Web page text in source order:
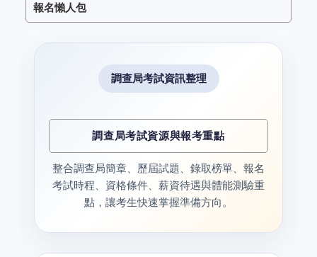
報名懶人包
調查局考試資訊整理
調查局考試資源與報考重點
整合調查局簡章、歷屆試題、錄取榜單、報名
考試時程、資格條件、薪資待遇與體能測驗重
點，讓考生快速掌握準備方向。